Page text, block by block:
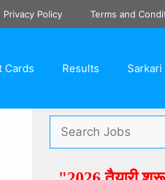
Privacy Policy Terms and
Cards Results Sarkari